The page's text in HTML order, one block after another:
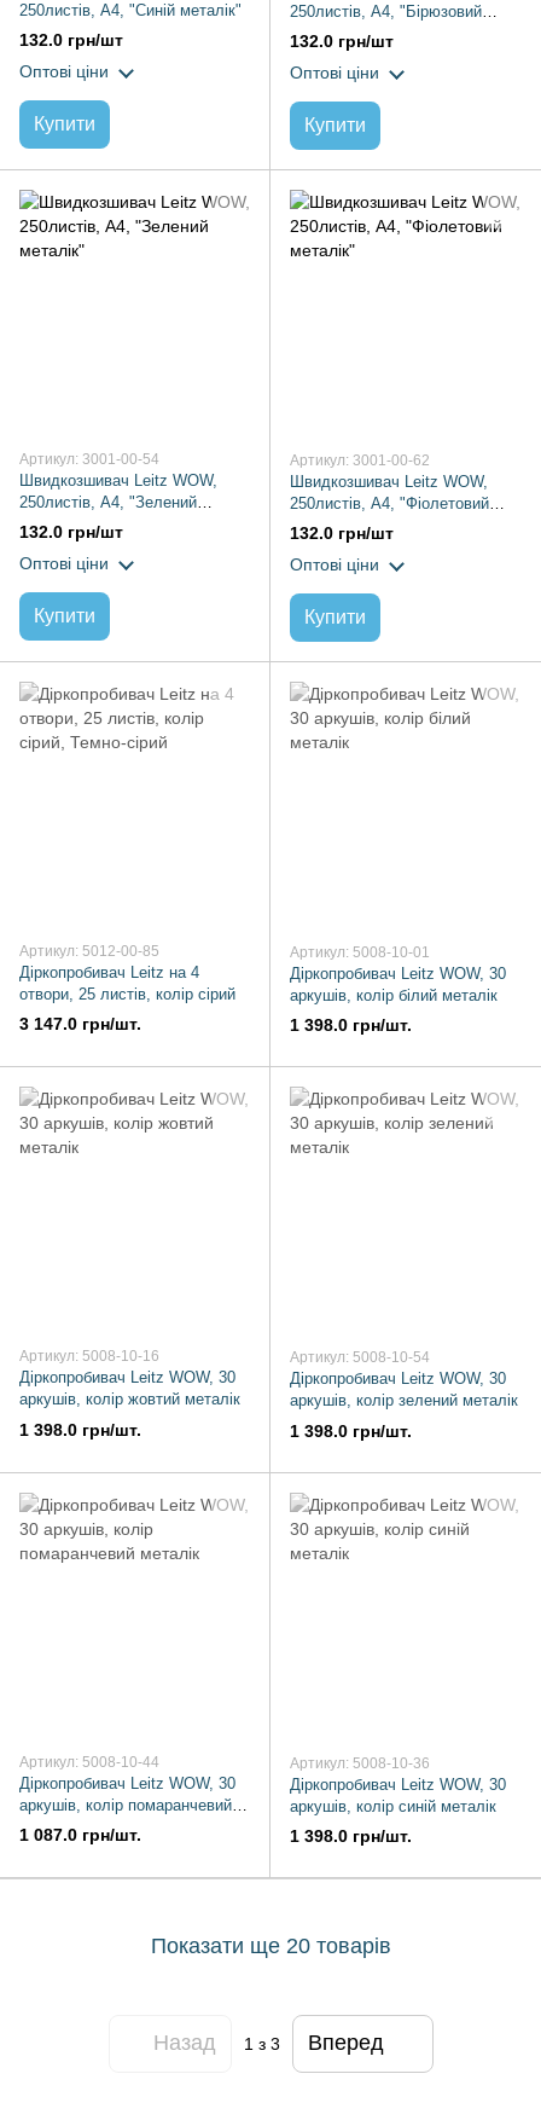
250листів, А4, "Синій металік"
132.0 грн/шт
Оптові ціни
Купити
250листів, А4, "Бірюзовий
металік"
132.0 грн/шт
Оптові ціни
Купити
Артикул: 3001-00-54
Швидкозшивач Leitz WOW,
250листів, А4, "Зелений
металік"
132.0 грн/шт
Оптові ціни
Купити
Артикул: 3001-00-62
Швидкозшивач Leitz WOW,
250листів, А4, "Фіолетовий
металік"
132.0 грн/шт
Оптові ціни
Купити
Артикул: 5012-00-85
Діркопробивач Leitz на 4
отвори, 25 листів, колір сірий
3 147.0 грн/шт.
Артикул: 5008-10-01
Діркопробивач Leitz WOW, 30
аркушів, колір білий металік
1 398.0 грн/шт.
Артикул: 5008-10-16
Діркопробивач Leitz WOW, 30
аркушів, колір жовтий металік
1 398.0 грн/шт.
Артикул: 5008-10-54
Діркопробивач Leitz WOW, 30
аркушів, колір зелений металік
1 398.0 грн/шт.
Артикул: 5008-10-44
Діркопробивач Leitz WOW, 30
аркушів, колір помаранчевий
металік
1 087.0 грн/шт.
Артикул: 5008-10-36
Діркопробивач Leitz WOW, 30
аркушів, колір синій металік
1 398.0 грн/шт.
Показати ще 20 товарів
Назад 1 з 3 Вперед